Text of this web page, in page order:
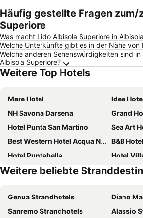
Häufig gestellte Fragen zum/
Superiore
Was macht Lido Albisola Superiore in
Welche Unterkünfte gibt es in der Nähe von
Welche anderen Sehenswürdigkeiten sind
Albisola Superiore?
Weitere Top Hotels
Mare Hotel
Idea
NH Savona Darsena
Grand
Hotel Punta San Martino
Sea Art
Best Western Hotel Acqua Novella
B&B
Hotel Puntabella
Hotel
Hotel Albatros Varigotti
B&B
Hotel Ariston
Hotel
Poggio Hotel
Hotel
Weitere beliebte
Genua Strandhotels
Diano
Sanremo Strandhotels
Alassio